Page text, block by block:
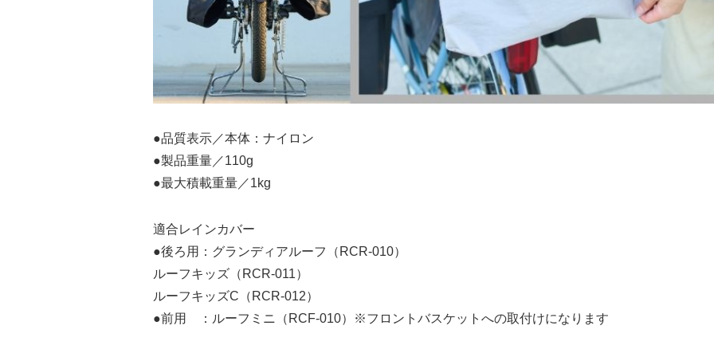
●品質表示／本体：ナイロン
●製品重量／110g
●最大積載重量／1kg
適合レインカバー
●後ろ用：グランディアルーフ（RCR-010）
ルーフキッズ（RCR-011）
ルーフキッズC（RCR-012）
●前用 ：ルーフミニ（RCF-010）※フロントバスケットへの取付けになります